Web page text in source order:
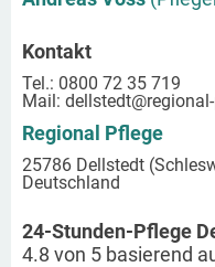
Kontakt
Tel.: 0800 72 35 719
Mail: dellstedt
Regional Pflege
25786 Dellstedt
Deutschland
24-Stunden-Pflege
4.8 von 5 basierend